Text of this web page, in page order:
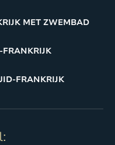
MET ZWEMBAD
FRANKRIJK